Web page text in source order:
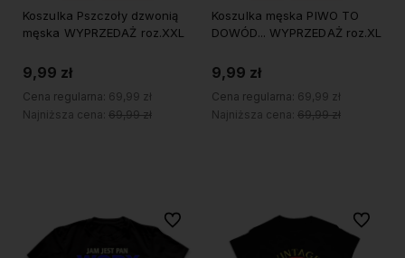
Koszulka Pszczoły dzwonią
męska WYPRZEDAŻ roz.XXL
9,99 zł
Cena regularna: 69,99 zł
Najniższa cena: 69,99 zł
Koszulka męska PIWO TO
DOWÓD... WYPRZEDAŻ roz.XL
9,99 zł
Cena regularna: 69,99 zł
Najniższa cena: 69,99 zł
Do ulubionych Do